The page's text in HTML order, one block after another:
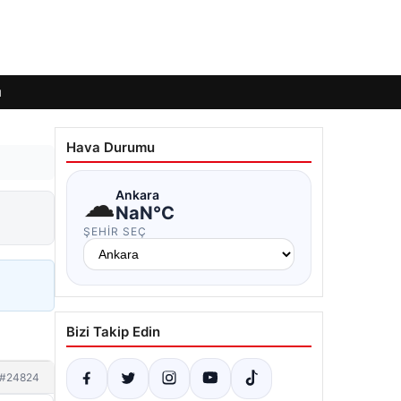
#24824
Hava Durumu
☁Ankara
NaN°C
ŞEHIR SEÇ
Bizi Takip Edin